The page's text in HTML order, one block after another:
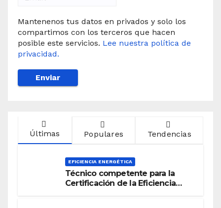
Mantenenos tus datos en privados y solo los
compartimos con los terceros que hacen
posible este servicios. Lee nuestra política de
privacidad.
Últimas Populares Tendencias
EFICIENCIA ENERGÉTICA
Técnico competente para la
Certificación de la Eficiencia